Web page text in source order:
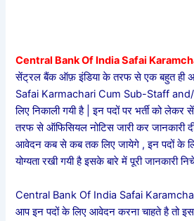
Central Bank Of India Safai
सेंट्रल बैंक ऑफ़ इंडिया के तरफ से एक बहुत ही
Safai Karmachari Cum Sub-Staff
लिए निकाली गयी है | इन पदों पर भर्ती को
तरफ से ऑफिसियल नोटिस जारी कर जानकारी
आवेदन कब से कब तक लिए जायेगे , इन पदों के
योग्यता रखी गयी है इसके बारे में पूरी जानकारी निचे
Central Bank Of India Safai
आप इन पदों के लिए आवेदन करना चाहते है तो